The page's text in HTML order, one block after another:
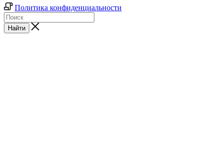
Политика конфиденциальности
Найти